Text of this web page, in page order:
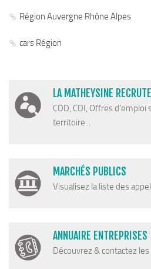
PAT Volet social
Santé
Equipements et services culturels
Matacena : Réseau de lecture
L’Education Artistique et Culturelle en
Piscine territoriale
Espace Naturel Sensible (ENS)
Région Auvergne Rhône Alpes
cars Région
LA MATHEYSINE RECRUTE
CDD, CDI, Offres d'emploi
territoire...
MARCHÉS PUBLICS
Visualisez la liste des
ANNUAIRE ENTREPRISES
Découvrez & contactez